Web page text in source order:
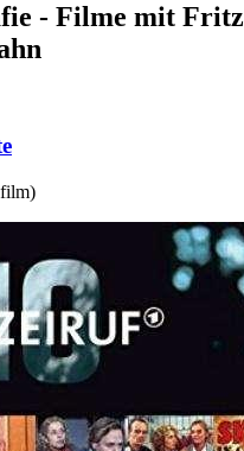
- Filme mit Fritz
)